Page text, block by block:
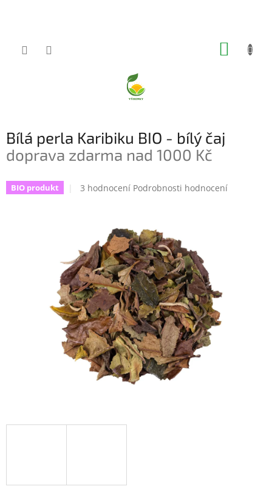
Bílá perla Karibiku BIO - bílý čaj
doprava zdarma nad 1000 Kč
BIO produkt
Průměrné
5
hvězdiček.
3 hodnocení Podrobnosti hodnocení